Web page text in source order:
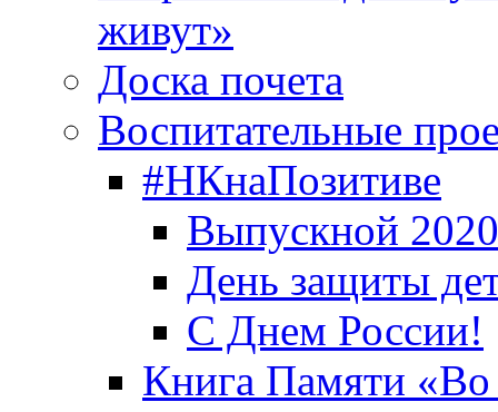
живут»
Доска почета
Воспитательные
#НКнаПозитиве
Выпускной
День защиты
С Днем России!
Книга Памяти